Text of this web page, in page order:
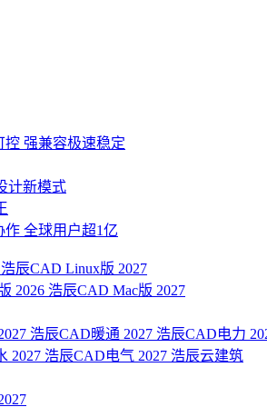
控 强兼容极速稳定
计新模式
全球用户超1亿
浩辰CAD Linux版 2027
2026 浩辰CAD Mac版 2027
浩辰CAD暖通 2027 浩辰CAD电力
2027 浩辰CAD电气 2027 浩辰云建筑